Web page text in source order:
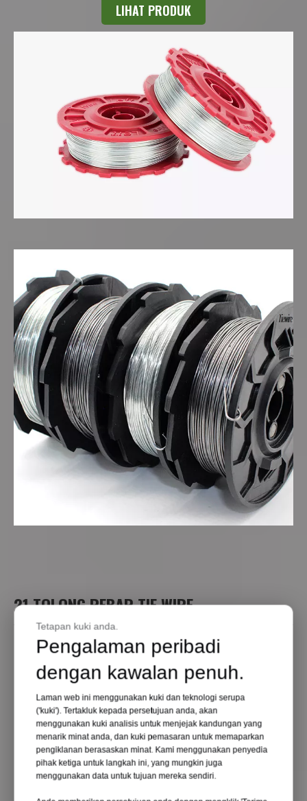
LIHAT PRODUK
21 TOLONG REBAR TIE WIRE
Diameter: 0.80mm
Panjang: 95m
Kekuatan Ikatan: 0.50KG/CM²
Kekuatan Tegangan:42-47KG/CM²
Kekuatan Tegangan Kawat: 480m/Pa
Kekuatan Hasil Kawat: 330m/Pa
Pemanjangan: 17%
Kod Bahan: Kawat Bergalvani Q195
Tetapan kuki anda.
Pengalaman peribadi
dengan kawalan penuh.
Laman web ini menggunakan kuki dan teknologi serupa
('kuki'). Tertakluk kepada persetujuan anda, akan
menggunakan kuki analisis untuk menjejak kandungan yang
menarik minat anda, dan kuki pemasaran untuk memaparkan
pengiklanan berasaskan minat. Kami menggunakan penyedia
pihak ketiga untuk langkah ini, yang mungkin juga
menggunakan data untuk tujuan mereka sendiri.